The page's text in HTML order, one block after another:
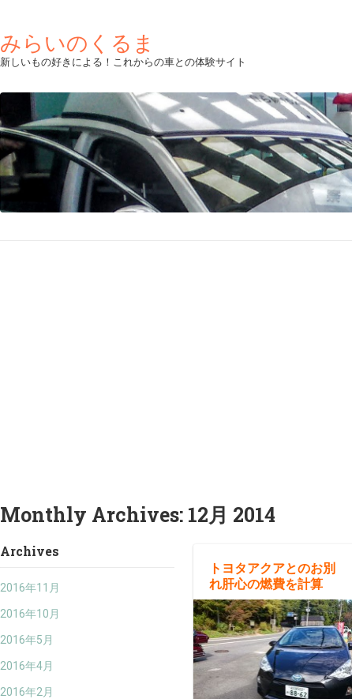
みらいのくるま
新しいもの好きによる！これからの車との体験サイト
Monthly Archives: 12月 2014
Archives
2016年11月
2016年10月
2016年5月
2016年4月
2016年2月
トヨタアクアとのお別
れ肝心の燃費を計算